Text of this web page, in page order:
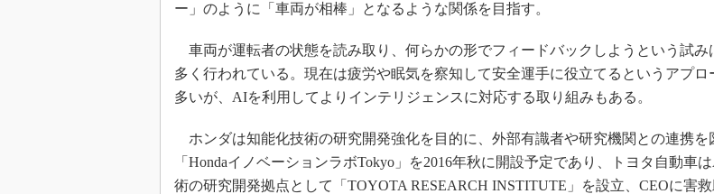
製造業ビッグデータ
メイドインジャパン
植物工場
知財マネジメント
海外生産
グローバル設計・開発
制御セキュリティ
ー」のように「車両が相棒」となるような関係を目指す。
車両が運転者の状態を読み取り、何らかの形でフィードバックしようという試み
多く行われている。現在は疲労や眠気を察知して安全運手に役立てるというアプロ
多いが、AIを利用してよりインテリジェンスに対応する取り組みもある。
ホンダは知能化技術の研究開発強化を目的に、外部有識者や研究機関との連携を
「HondaイノベーションラボTokyo」を2016年秋に開設予定であり、トヨタ自動車
術の研究開発拠点として「TOYOTA RESEARCH INSTITUTE」を設立、CEOに害救